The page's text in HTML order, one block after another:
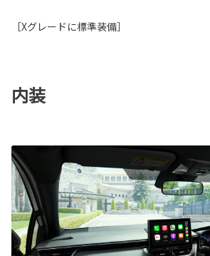
［Xグレードに標準装備］
内装